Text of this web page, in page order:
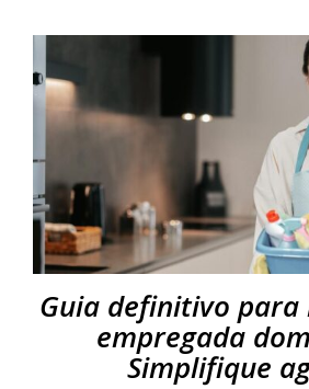
Guia definitivo
empregada
Simplifique